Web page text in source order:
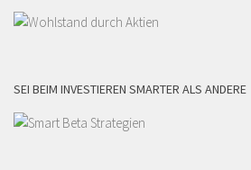
SEI BEIM INVESTIEREN SMARTER ALS ANDERE